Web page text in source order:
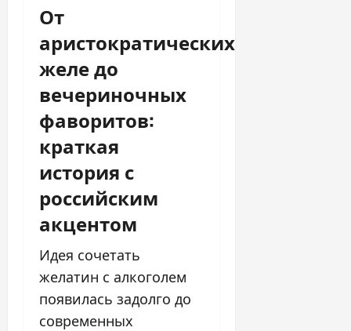
От
аристократических
желе до
вечериночных
фаворитов:
краткая
история с
российским
акцентом
Идея сочетать
желатин с алкоголем
появилась задолго до
современных